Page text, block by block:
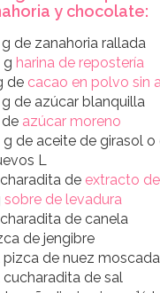
y chocolate:
g de zanahoria rallada
g harina de repostería
de cacao en polvo sin
de azúcar blanquilla
azúcar moreno
g de aceite de girasol
L
de extracto
sobre de levadura
de canela
de jengibre
pizca de nuez moscada
cucharadita de sal